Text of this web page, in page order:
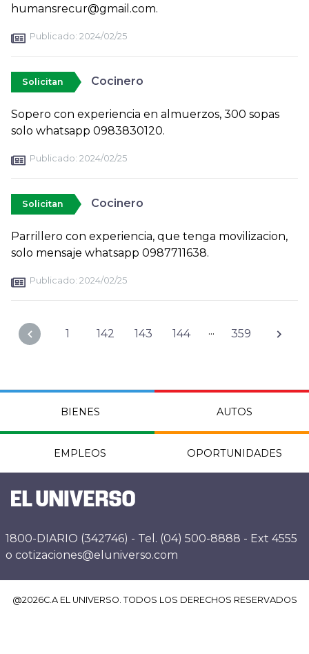
humansrecur@gmail.com.
Publicado: 2024/02/25
Solicitan Cocinero
Sopero con experiencia en almuerzos, 300 sopas
solo whatsapp 0983830120.
Publicado: 2024/02/25
Solicitan Cocinero
Parrillero con experiencia, que tenga movilizacion,
solo mensaje whatsapp 0987711638.
Publicado: 2024/02/25
1 142 143 144 ... 359
BIENES AUTOS
EMPLEOS OPORTUNIDADES
1800-DIARIO (342746) - Tel. (04) 500-8888 - Ext 4555
o cotizaciones@eluniverso.com
@2026C.A EL UNIVERSO. TODOS LOS DERECHOS RESERVADOS